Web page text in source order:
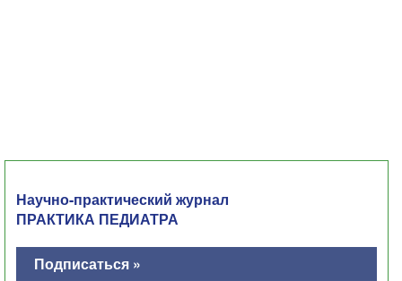
Научно-практический журнал
ПРАКТИКА ПЕДИАТРА
Подписаться »